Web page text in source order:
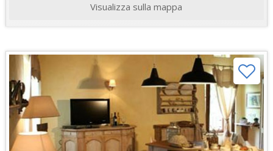
Visualizza sulla mappa